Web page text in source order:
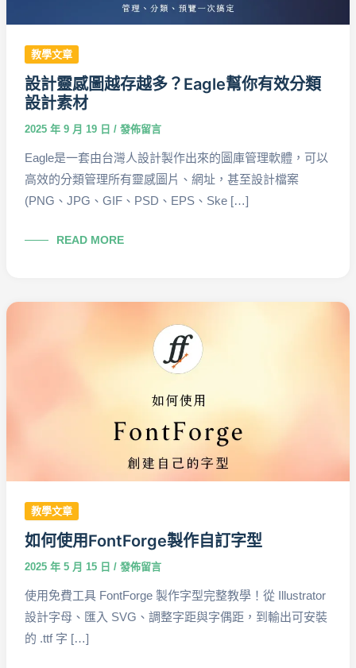
教學文章
設計靈感圖越存越多？Eagle幫你有效分類
設計素材
2025 年 9 月 19 日 / 發佈留言
Eagle是一套由台灣人設計製作出來的圖庫管理軟體，可以
高效的分類管理所有靈感圖片、網址，甚至設計檔案
(PNG、JPG、GIF、PSD、EPS、Ske […]
設
分
類
素
材
READ MORE
教學文章
如何使用FontForge製作自訂字型
2025 年 5 月 15 日 / 發佈留言
使用免費工具 FontForge 製作字型完整教學！從 Illustrator
設計字母、匯入 SVG、調整字距與字偶距，到輸出可安裝
的 .ttf 字 […]